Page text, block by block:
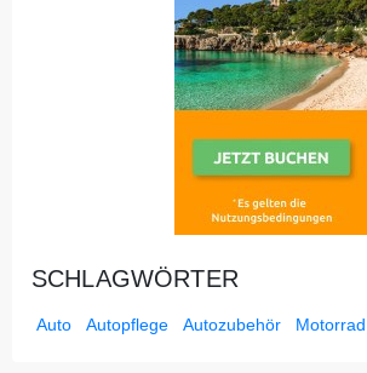
SCHLAGWÖRTER
Auto Autopflege Autozubehör Motorrad